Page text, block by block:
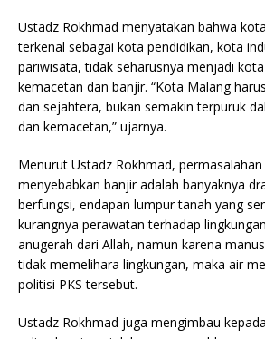
Ustadz Rokhmad menyatakan bahwa
terkenal sebagai kota pendidikan, kota
pariwisata, tidak seharusnya menjadi
kemacetan dan banjir. “Kota Malang
dan sejahtera, bukan semakin terpuruk
dan kemacetan,” ujarnya.
Menurut Ustadz Rokhmad,
menyebabkan banjir adalah banyaknya
berfungsi, endapan lumpur tanah yang
kurangnya perawatan terhadap
anugerah dari Allah, namun karena
tidak memelihara lingkungan, maka air
politisi PKS tersebut.
Ustadz Rokhmad juga mengimbau